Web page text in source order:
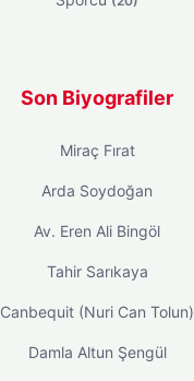
Son Biyografiler
Miraç Fırat
Arda Soydoğan
Av. Eren Ali Bingöl
Tahir Sarıkaya
Canbequit (Nuri Can Tolun)
Damla Altun Şengül